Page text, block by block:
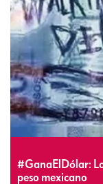
#GanaElDólar:
peso mexicano